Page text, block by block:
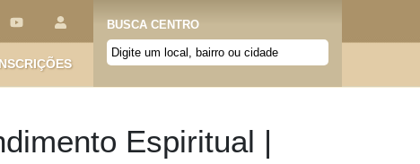
BUSCA CENTRO
Espiritual |